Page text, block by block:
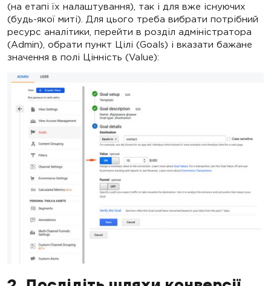
(на етапі їх налаштування), так і для вже існуючих
(будь-якої миті). Для цього треба вибрати потрібний
ресурс аналітики, перейти в розділ адміністратора
(Admin), обрати пункт Цілі (Goals) і вказати бажане
значення в полі Цінність (Value):